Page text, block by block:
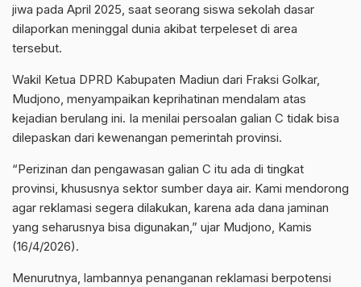
jiwa pada April 2025, saat seorang siswa sekolah dasar
dilaporkan meninggal dunia akibat terpeleset di area
tersebut.
Wakil Ketua DPRD Kabupaten Madiun dari Fraksi Golkar,
Mudjono, menyampaikan keprihatinan mendalam atas
kejadian berulang ini. Ia menilai persoalan galian C tidak bisa
dilepaskan dari kewenangan pemerintah provinsi.
“Perizinan dan pengawasan galian C itu ada di tingkat
provinsi, khususnya sektor sumber daya air. Kami mendorong
agar reklamasi segera dilakukan, karena ada dana jaminan
yang seharusnya bisa digunakan,” ujar Mudjono, Kamis
(16/4/2026).
Menurutnya, lambannya penanganan reklamasi berpotensi